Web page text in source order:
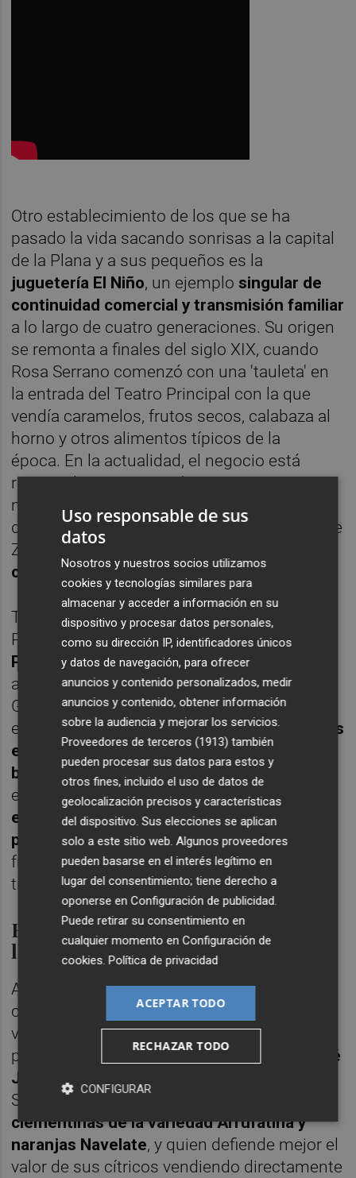
Otro establecimiento de los que se ha
pasado la vida sacando sonrisas a la capital
de la Plana y a sus pequeños es la
juguetería El Niño, un ejemplosingular de
continuidad comercial y transmisión familiar
a lo largo de cuatro generaciones. Su origen
se remonta a finales del siglo XIX, cuando
Rosa Serrano comenzó con una 'tauleta' en
la entrada del Teatro Principal con la que
vendía caramelos, frutos secos, calabaza al
horno y otros alimentos típicos de la
época. En la actualidad, el negocio está
regentado por Nuria Fabregat y su
madre, María Rosa Tena Beltrán, quienes
destacan que el comercio ubicado en la calle
Zaragoza ha sido
comunidad al mismo tiempo.
Tradición y gastronomía, como sucede con
Patatas J. García, también combina la
Panadería Macián, negocio que inició su
actividad en 1947 de la mano Rosalía Palos
García y Pedro Macián Salvador. Desde
entonces,las pelotas de fraile, los ximos, las
ensaimadas, las cocas o los pastelitos de
boniato
han predominado en un
establecimiento que cuenta con la
elaboración artesanal como uno de sus
principios fundamentalesy que ha perecido
frente a los procesos industriales que han
transformado el sector panadero.
Frutas y verduras 'por doquier' en
la 'venta a la porta'
A título individual, son muchos los
ciudadanos de Castelló venden frutas o
verduras en pequeños bajos e impulsan el
producto de temporada. Un ejemplo es
José
Juan Sidro Tirado
San Isidro de la ciudad, que
clementinas de la variedad Arrufatina y
naranjas Navelate, y quien defiende mejor el
valor de sus cítricos vendiendo directamente
Uso responsable de sus
datos
Nosotros y nuestros socios utilizamos
cookies y tecnologías similares para
almacenar y acceder a información en su
dispositivo y procesar datos personales,
como su dirección IP, identificadores únicos
y datos de navegación, para ofrecer
anuncios y contenido personalizados, medir
anuncios y contenido, obtener información
sobre la audiencia y mejorar los servicios.
Proveedores de terceros (1913) también
pueden procesar sus datos para estos y
otros fines, incluido el uso de datos de
geolocalización precisos y características
del dispositivo. Sus elecciones se aplican
solo a este sitio web. Algunos proveedores
pueden basarse en el interés legítimo en
lugar del consentimiento; tiene derecho a
oponerse enConfiguración de publicidad.
Puede retirar su consentimiento en
cualquier momento enConfiguración de
cookies.Política de privacidad
ACEPTAR TODO
RECHAZAR TODO
CONFIGURAR